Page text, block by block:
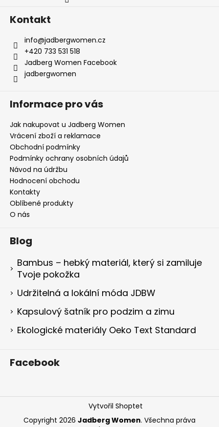
Kontakt
info@jadbergwomen.cz
+420 733 531 518
Jadberg Women Facebook
jadbergwomen
Informace pro vás
Jak nakupovat u Jadberg Women
Vrácení zboží a reklamace
Obchodní podmínky
Podmínky ochrany osobních údajů
Návod na údržbu
Hodnocení obchodu
Kontakty
Oblíbené produkty
O nás
Blog
Bambus – hebký materiál, který si zamiluje
Tvoje pokožka
Udržitelná a lokální móda JDBW
Kapsulový šatník pro podzim a zimu
Ekologické materiály Oeko Text Standard
Facebook
Vytvořil Shoptet
Copyright 2026 Jadberg Women. Všechna práva